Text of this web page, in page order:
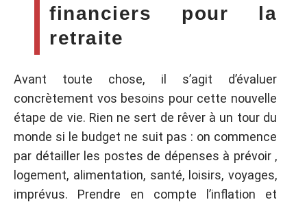
financiers pour la
retraite
Avant toute chose, il s’agit d’évaluer
concrètement vos besoins pour cette nouvelle
étape de vie. Rien ne sert de rêver à un tour du
monde si le budget ne suit pas : on commence
par détailler les postes de dépenses à prévoir ,
logement, alimentation, santé, loisirs, voyages,
imprévus. Prendre en compte l’inflation et